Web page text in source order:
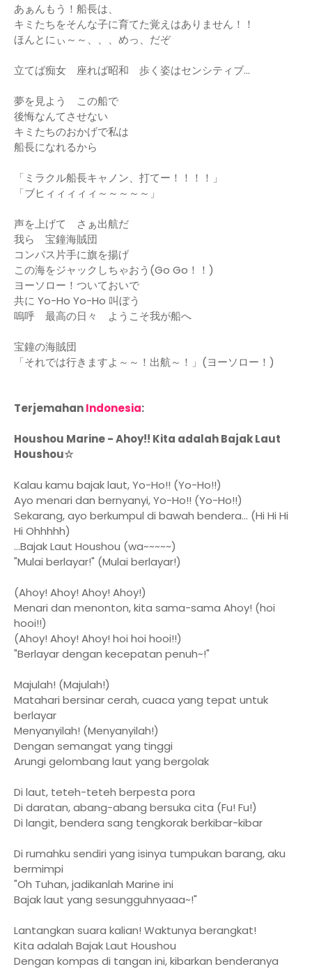
あぁんもう！船長は、
キミたちをそんな子に育てた覚えはありません！！
ほんとにぃ～～、、、めっ、だぞ
立てば痴女 座れば昭和 歩く姿はセンシティブ…
夢を見よう この船で
後悔なんてさせない
キミたちのおかげで私は
船長になれるから
「ミラクル船長キャノン、打てー！！！！」
「ブヒィィィィィ～～～～～」
声を上げて さぁ出航だ
我ら 宝鐘海賊団
コンパス片手に旗を揚げ
この海をジャックしちゃおう(Go Go！！)
ヨーソロー！ついておいで
共に Yo-Ho Yo-Ho 叫ぼう
嗚呼 最高の日々 ようこそ我が船へ
宝鐘の海賊団
「それでは行きますよ～～！出航～！」(ヨーソロー！)
TerjemahanIndonesia:
Houshou Marine - Ahoy!! Kita adalah Bajak Laut
Houshou☆
Kalau kamu bajak laut, Yo-Ho!! (Yo-Ho!!)
Ayo menari dan bernyanyi, Yo-Ho!! (Yo-Ho!!)
Sekarang, ayo berkumpul di bawah bendera... (Hi Hi Hi
Hi Ohhhhh)
...Bajak Laut Houshou (wa~~~~~)
"Mulai berlayar!" (Mulai berlayar!)
(Ahoy! Ahoy! Ahoy! Ahoy!)
Menari dan menonton, kita sama-sama Ahoy! (hoi
hooi!!)
(Ahoy! Ahoy! Ahoy! hoi hoi hooi!!)
"Berlayar dengan kecepatan penuh~!"
Majulah! (Majulah!)
Matahari bersinar cerah, cuaca yang tepat untuk
berlayar
Menyanyilah! (Menyanyilah!)
Dengan semangat yang tinggi
Arungi gelombang laut yang bergolak
Di laut, teteh-teteh berpesta pora
Di daratan, abang-abang bersuka cita (Fu! Fu!)
Di langit, bendera sang tengkorak berkibar-kibar
Di rumahku sendiri yang isinya tumpukan barang, aku
bermimpi
"Oh Tuhan, jadikanlah Marine ini
Bajak laut yang sesungguhnyaaa~!"
Lantangkan suara kalian! Waktunya berangkat!
Kita adalah Bajak Laut Houshou
Dengan kompas di tangan ini, kibarkan benderanya